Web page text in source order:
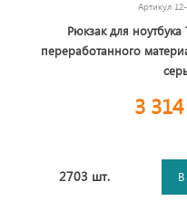
Артикул
Рюкзак для ноутбука
переработанного
3
2703 шт.